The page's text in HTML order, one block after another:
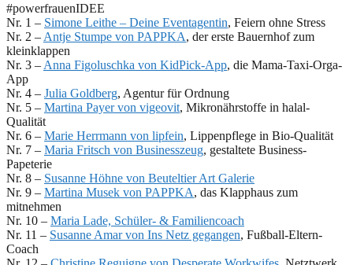
#powerfrauenIDEE
Nr. 1 – Simone Leithe – Deine Eventagentin, Feiern ohne Stress
Nr. 2 – Antje Stumpe von PAPPKA, der erste Bauernhof zum
kleinklappen
Nr. 3 – Anna Figoluschka von KidPick-App, die Mama-Taxi-Orga-
App
Nr. 4 – Julia Goldberg, Agentur für Ordnung
Nr. 5 – Martina Payer von vigeovit, Mikronährstoffe in halal-
Qualität
Nr. 6 – Marie Herrmann von lipfein, Lippenpflege in Bio-Qualität
Nr. 7 – Maria Fritsch von Businesszeug, gestaltete Business-
Papeterie
Nr. 8 – Susanne Höhne von Beuteltier Art Galerie
Nr. 9 – Martina Musek von PAPPKA, das Klapphaus zum
mitnehmen
Nr. 10 – Maria Lade, Schüler- & Familiencoach
Nr. 11 – Susanne Amar von Ins Netz gegangen, Fußball-Eltern-
Coach